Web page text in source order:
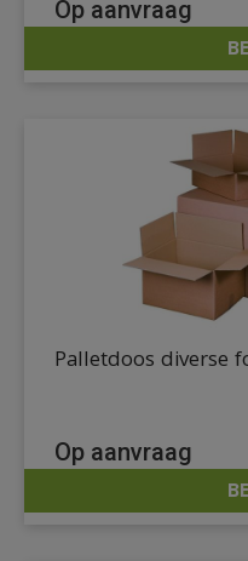
Op aanvraag
Palletdoos diverse
Op aanvraag